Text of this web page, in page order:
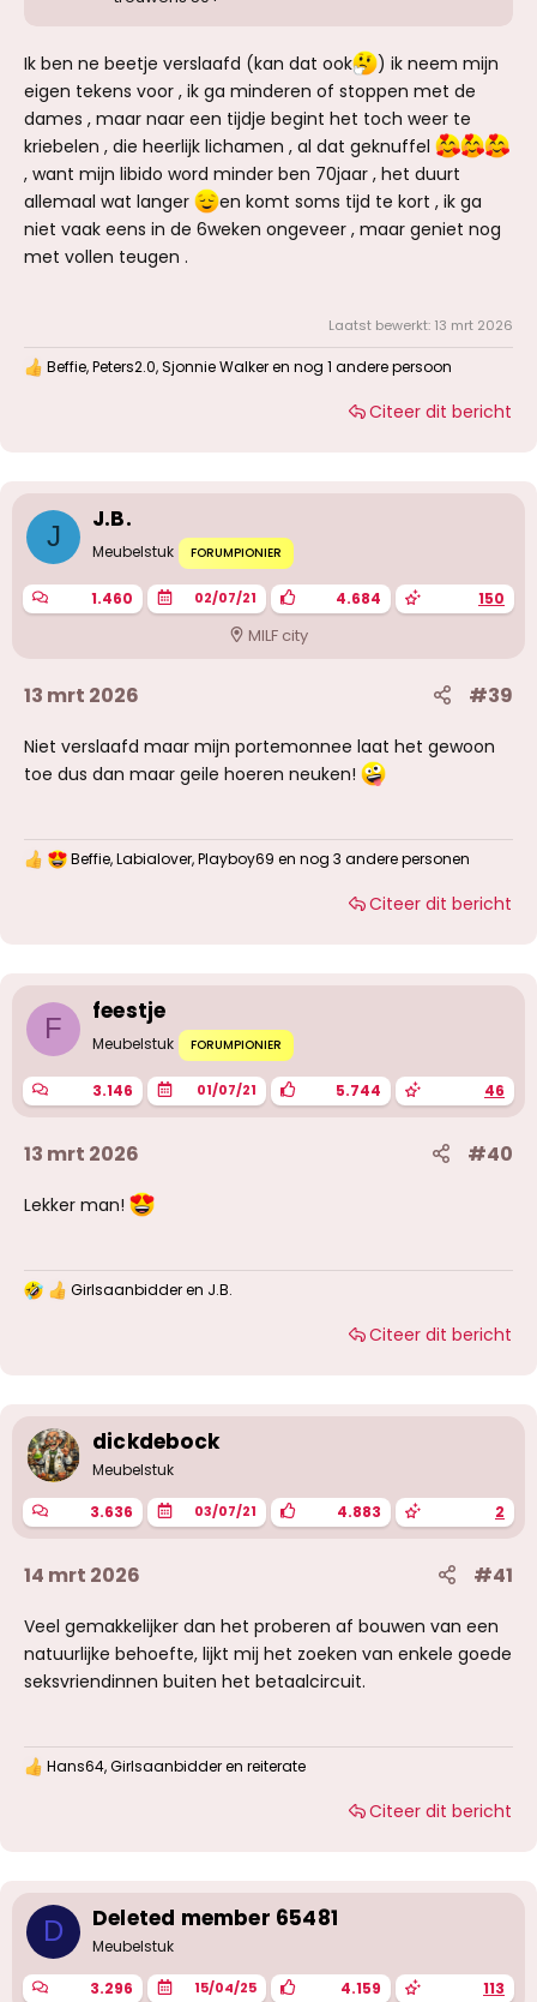
Ik ben ne beetje verslaafd (kan dat ook
) ik neem mijn
eigen tekens voor , ik ga minderen of stoppen met de
dames , maar naar een tijdje begint het toch weer te
kriebelen , die heerlijk lichamen , al dat geknuffel
, want mijn libido word minder ben 70jaar , het duurt
allemaal wat langer
en komt soms tijd te kort , ik ga
niet vaak eens in de 6weken ongeveer , maar geniet nog
met vollen teugen .
Laatst bewerkt: 13 mrt 2026
W
n
g
n
:
Beffie,Peters2.0,Sjonnie Walkeren nog 1 andere persoon
Citeer dit bericht
J
J.B.
Meubelstuk FORUMPIONIER
1.460 02/07/21 4.684 150
MILF city
13 mrt 2026 #39
Niet verslaafd maar mijn portemonnee laat het gewoon
toe dus dan maar geile hoeren neuken!
W
n
g
n
:
Beffie,Labialover,Playboy69 en nog 3 andere personen
Citeer dit bericht
F
feestje
Meubelstuk FORUMPIONIER
3.146 01/07/21 5.744 46
13 mrt 2026 #40
Lekker man!
W
n
g
n
:
Girlsaanbidderen J.B.
Citeer dit bericht
dickdebock
Meubelstuk
3.636 03/07/21 4.883 2
14 mrt 2026 #41
Veel gemakkelijker dan het proberen af bouwen van een
natuurlijke behoefte, lijkt mij het zoeken van enkele goede
seksvriendinnen buiten het betaalcircuit.
W
n
g
n
Hans64,Girlsaanbidderen reiterate
Citeer dit bericht
D Deleted member 65481
Meubelstuk
3.296 15/04/25 4.159 113